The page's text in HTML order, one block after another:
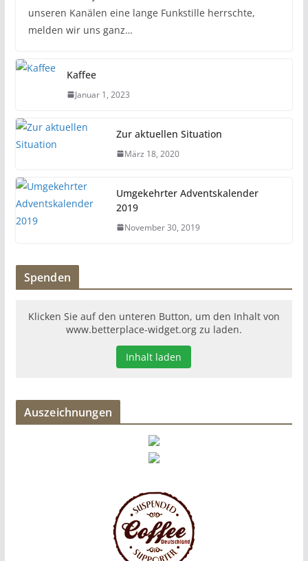
unseren Kanälen eine lange Funkstille herrschte,
melden wir uns ganz…
Kaffee
Januar 1, 2023
Zur aktuellen Situation
März 18, 2020
Umgekehrter Adventskalender
2019
November 30, 2019
Spenden
Klicken Sie auf den unteren Button, um den Inhalt von
www.betterplace-widget.org zu laden.
Inhalt laden
Auszeichnungen